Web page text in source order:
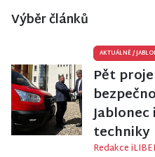
Výběr článků
AKTUÁLNĚ/
Pět
techniky
Redakce